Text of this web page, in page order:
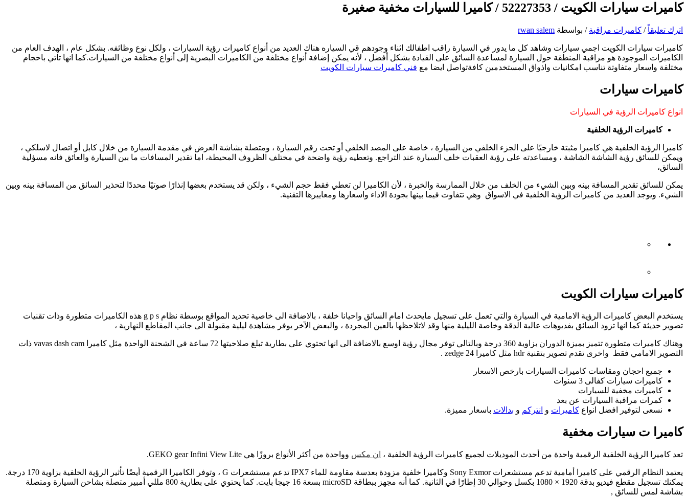
كاميرات سيارات الكويت / 52227353 / كاميرا للسيارات مخفية صغيرة
اترك تعليقاً / كاميرات مراقبة / بواسطة rwan salem
كاميرات سيارات الكويت اجمي سيارات وشاهد كل ما يدور في السيارة راقب اطفالك اثناء وجودهم قي السياره هناك العديد من أنواع كاميرات رؤية السيارات ، ولكل نوع وظائفه. بشكل عام ، الهدف العام من
الكاميرات الموجودة هو مراقبة المنطقة حول السيارة لمساعدة السائق على القيادة بشكل أفضل ، لأنه يمكن إضافة أنواع مختلفة من الكاميرات البصرية إلى أنواع مختلفة من السيارات.كما انها تاتي باحجام
مختلفة واسعار متفاوتة تناسب امكانيات واذواق المستخدمين كافةتواصل ايضا مع فني كاميرات سيارات الكويت
كاميرات سيارات
انواع كاميرات الرؤية في السيارات
كاميرات الرؤية الخلفية
كاميرا الرؤية الخلفية هي كاميرا مثبتة خارجيًا على الجزء الخلفي من السيارة ، خاصة على المصد الخلفي أو تحت رقم السيارة ، ومتصلة بشاشة العرض في مقدمة السيارة من خلال كابل أو اتصال لاسلكي ،
ويمكن للسائق رؤية الشاشة الشاشة ، ومساعدته على رؤية العقبات خلف السيارة عند التراجع. وتعطيه رؤية واضحة في مختلف الظروف المحيطة، اما تقدير المسافات ما بين السيارة والعائق فانه مسؤلية
السائق،
يمكن للسائق تقدير المسافة بينه وبين الشيء من الخلف من خلال الممارسة والخبرة ، لأن الكاميرا لن تعطي فقط حجم الشيء ، ولكن قد يستخدم بعضها إنذارًا صوتيًا محددًا لتحذير السائق من المسافة بينه وبين
الشيء. ويوجد العديد من كاميرات الرؤية الخلفية في الاسواق وهي تتفاوت فيما بينها بجودة الاداء واسعارها ومعاييرها التقنية.
كاميرات سيارات الكويت
يستخدم البعض كاميرات الرؤية الامامية في السيارة والتي تعمل على تسجيل مايحدث امام السائق واحيانا خلفة ، بالاضافة الى خاصية تحديد المواقع بوسطة نظام g p s هذه الكاميرات متطورة وذات تقنيات
تصوير حديثة كما انها تزود السائق بفديوهات عالية الدقة وخاصة الليلية منها وقد لاتلاحظها بالعين المجردة ، والبعض الآخر يوفر مشاهدة ليلية مقبولة الى جانب المقاطع النهارية ،
وهناك كاميرات متطورة تتميز بميزة الدوران بزاوية 360 درجة وبالتالي توفر مجال رؤية اوسع بالاضافة الى انها تحتوي على بطارية تبلغ صلاحيتها 72 ساعة في الشحنة الواحدة مثل كاميرا vavas dash cam ذات
التصوير الامامي فقط واخرى تقدم تصوير بتقنية hdr مثل كاميرا zedge 24 .
جميع احجان ومقاسات كاميرات السيارات بارخص الاسعار
كاميرات سيارات كفالى 3 سنوات
كاميرات مخفية للسيارات
كمرات مراقبة السيارات عن بعد
نسعى لتوفير افضل انواع كاميرات و انتركم و بدالات باسعار مميزة.
كاميرا ت سيارات مخفية
تعد كاميرا الرؤية الخلفية الرقمية واحدة من أحدث الموديلات لجميع كاميرات الرؤية الخلفية ، ان مكس وواحدة من أكثر الأنواع بروزًا هي GEKO gear Infini View Lite.
يعتمد النظام الرقمي على كاميرا أمامية تدعم مستشعرات Sony Exmor وكاميرا خلفية مزودة بعدسة مقاومة للماء IPX7 تدعم مستشعرات G ، وتوفر الكاميرا الرقمية أيضًا تأثير الرؤية الخلفية بزاوية 170 درجة.
يمكنك تسجيل مقطع فيديو بدقة 1920 × 1080 بكسل وحوالي 30 إطارًا في الثانية. كما أنه مجهز ببطاقة microSD بسعة 16 جيجا بايت. كما يحتوي على بطارية 800 مللي أمبير متصلة بشاحن السيارة ومتصلة
بشاشة لمس للسائق ,